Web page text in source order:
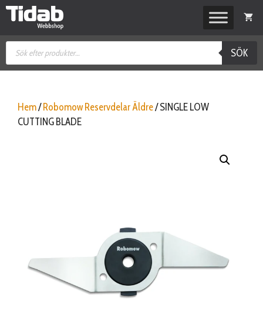
Hoppa
Produktsökning
SÖK
Hem/ Robomow Reservdelar Äldre/ SINGLE LOW
CUTTING BLADE